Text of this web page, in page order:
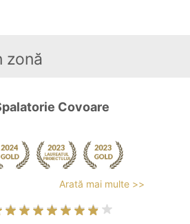
zonă
Covoare
Arată mai multe >>